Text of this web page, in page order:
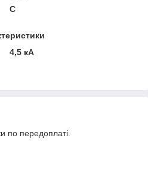
C
4,5 кА
по передоплаті.